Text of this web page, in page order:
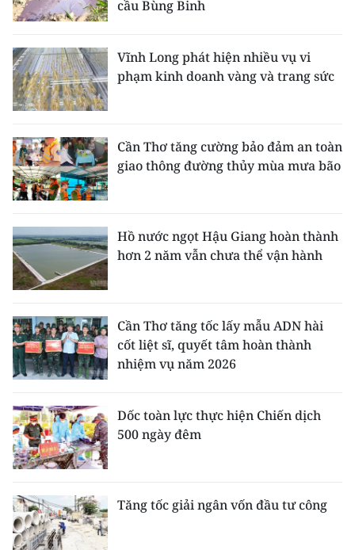
cầu Bùng Binh
Vĩnh Long phát hiện nhiều vụ vi
phạm kinh doanh vàng và trang sức
Cần Thơ tăng cường bảo đảm an toàn
giao thông đường thủy mùa mưa bão
Hồ nước ngọt Hậu Giang hoàn thành
hơn 2 năm vẫn chưa thể vận hành
Cần Thơ tăng tốc lấy mẫu ADN hài
cốt liệt sĩ, quyết tâm hoàn thành
nhiệm vụ năm 2026
Dốc toàn lực thực hiện Chiến dịch
500 ngày đêm
Tăng tốc giải ngân vốn đầu tư công